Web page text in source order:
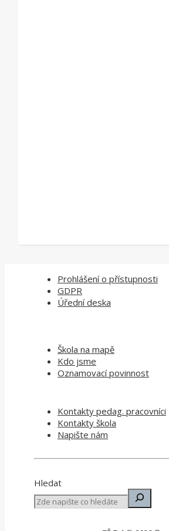
Prohlášení o přístupnosti
GDPR
Úřední deska
Škola na mapě
Kdo jsme
Oznamovací povinnost
Kontakty pedag. pracovníci
Kontakty škola
Napište nám
Hledat